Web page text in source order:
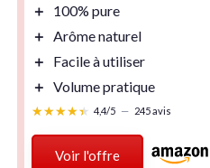
＋ 100% pure
＋ Arôme naturel
＋
Facile à utiliser
＋ Volume pratique
★★★★★
★★★★★ 4,4/5 — 245 avis
Voir l'offre